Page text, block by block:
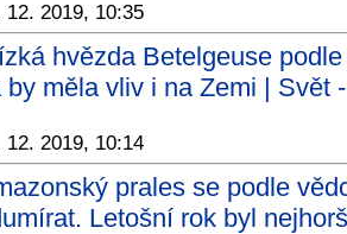
12. 2019, 10:35
hvězda Betelgeuse
by měla vliv i na Zemi | Svět
12. 2019, 10:14
prales se podle
Letošní rok byl